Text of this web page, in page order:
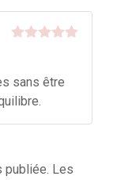
sans être
publiée. Les